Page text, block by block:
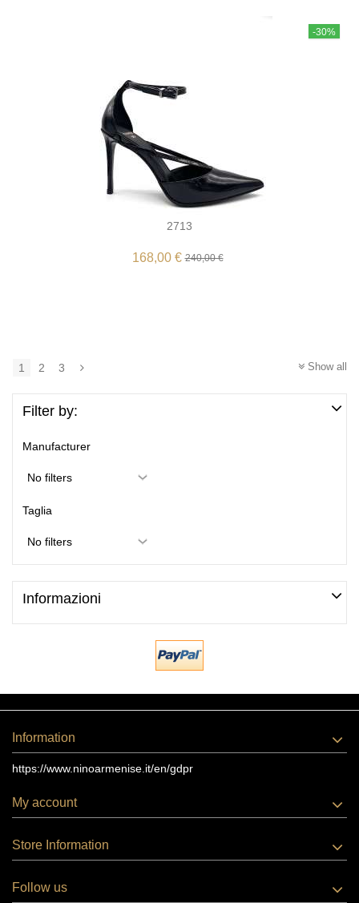
-30%
2713
168,00 €240,00 €
Show all
1 2 3
Filter by:
Manufacturer
Taglia
Informazioni
Information
https://www.ninoarmenise.it/en/gdpr
My account
Store Information
Follow us